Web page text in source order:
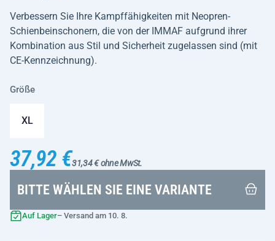
Verbessern Sie Ihre Kampffähigkeiten mit Neopren-
Schienbeinschonern, die von der IMMAF aufgrund ihrer
Kombination aus Stil und Sicherheit zugelassen sind (mit
CE-Kennzeichnung).
Größe
XL
37,92 €31,34 € ohne MwSt.
BITTE WÄHLEN SIE EINE VARIANTE
Auf Lager– Versand am 10. 8.